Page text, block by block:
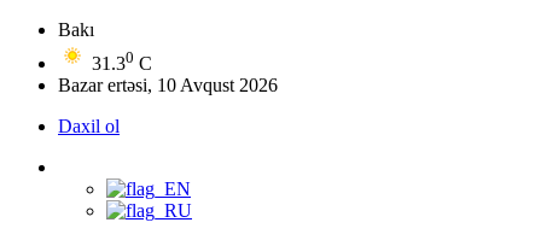
Bakı
31.30 C
Bazar ertəsi, 10 Avqust 2026
Daxil ol